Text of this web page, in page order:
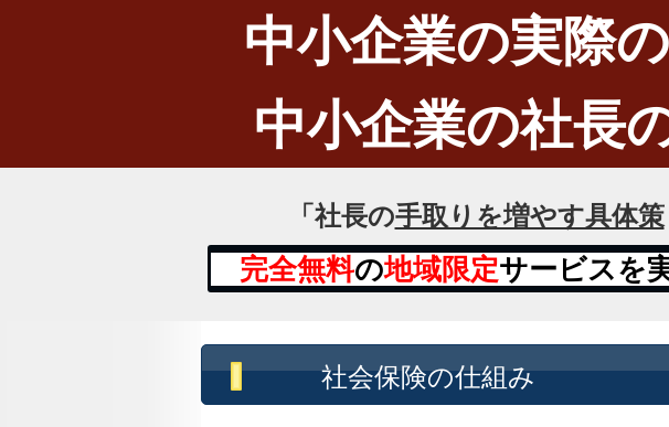
中小企業の実際の
中小企業の社長
「社長の手取りを増やす具体策
完全無料の地域限定サービスを
社会保険の仕組み